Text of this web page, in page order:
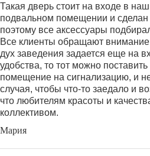
Такая дверь стоит на входе в
подвальном помещении и сделан
поэтому все аксессуары
Все клиенты обращают
дух заведения задается еще на
удобства, то тот можно
помещение на сигнализацию, и
случая, чтобы что-то заедало и
что любителям красоты и
коллективом.
Мария